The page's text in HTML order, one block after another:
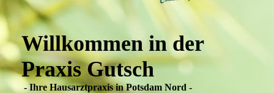
Willkommen in der
Praxis Gutsch
- Ihre Hausarztpraxis in Potsdam Nord -